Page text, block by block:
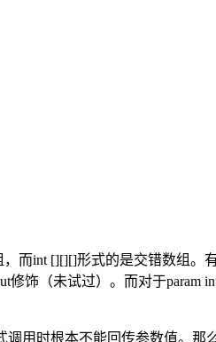
而int [][][]形式的是交错数组
饰（未试过）。而对于
调用时根本不能回传参数值。那